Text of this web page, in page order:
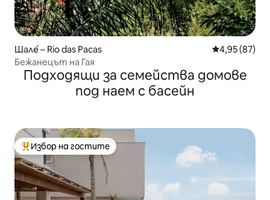
Шале́ – Rio das Pacas Средна
4,95 (87)
Бежанецът на Гая
Подходящи за семейства домове
под наем с басейн
Най-популярен избор на гостите
Избор на гостите